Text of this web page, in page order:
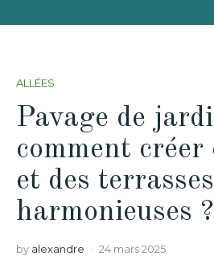
ALLÉES
Pavage de
comment créer
et des terrasses
harmonieuses ?
by alexandre 24 mars 2025